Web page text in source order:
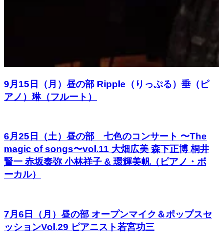
9月15日（月）昼の部 Ripple（りっぷる）垂（ピ
アノ）琳（フルート）
6月25日（土）昼の部 七色のコンサート 〜The
magic of songs〜vol.11 大畑広美 森下正博 桐井
賢一 赤坂奏弥 小林祥子 & 環輝美帆（ピアノ・ボ
ーカル）
7月6日（月）昼の部 オープンマイク＆ポップスセ
ッションVol.29 ピアニスト若宮功三